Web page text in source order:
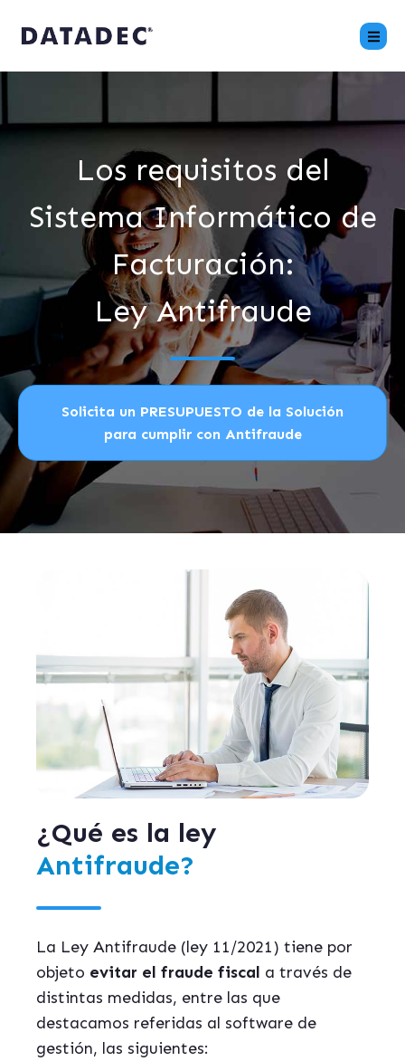
Los requisitos del
Sistema Informático de
Facturación:
Ley Antifraude
Solicita un PRESUPUESTO de la Solución
para cumplir con Antifraude
¿Qué es la ley
Antifraude?
La Ley Antifraude (ley 11/2021) tiene por
objeto evitar el fraude fiscal a través de
distintas medidas, entre las que
destacamos referidas al software de
gestión, las siguientes: